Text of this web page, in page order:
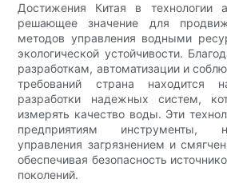
Достижения Китая в технологии
решающее значение для
методов управления водными
экологической устойчивости.
разработкам, автоматизации и
требований страна находится
разработки надежных систем,
измерять качество воды. Эти
предприятиям инструменты,
управления загрязнением и
обеспечивая безопасность
поколений.